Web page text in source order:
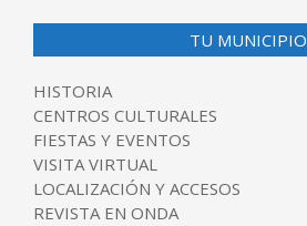
TU MUNICIPIO
HISTORIA
CENTROS CULTURALES
FIESTAS Y EVENTOS
VISITA VIRTUAL
LOCALIZACIÓN Y ACCESOS
REVISTA EN ONDA